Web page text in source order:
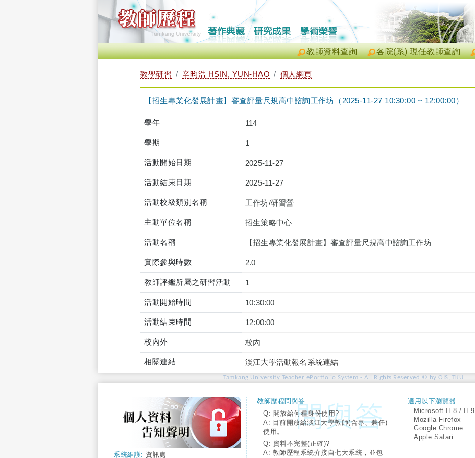
各院(系) 現任教師查詢
教師資料查詢
教學研習 辛昀浩 HSIN, YUN-HAO 個人網頁
【招生專業化發展計畫】審查評量尺規高中諮詢工作坊（2025-11-27 10:30:00 ~ 12:00:00）
學年 114
學期 1
活動開始日期 2025-11-27
活動結束日期 2025-11-27
活動校級類別名稱 工作坊/研習營
主動單位名稱 招生策略中心
活動名稱 【招生專業化發展計畫】審查評量尺規高中諮詢工作坊
實際參與時數 2.0
教師評鑑所屬之研習活動 1
活動開始時間 10:30:00
活動結束時間 12:00:00
校內外 校內
相關連結 淡江大學活動報名系統連結
Tamkang University Teacher ePortfolio System - All Rights Reserved © by OIS, TKU
系統維護: 資訊處
教師歷程問與答:
Q: 開放給何種身份使用?
A: 目前開放給淡江大學教師(含專、兼任)
使用。
Q: 資料不完整(正確)?
A: 教師歷程系統介接自七大系統，並包
適用以下瀏覽器:
Microsoft IE8 / IE9
Mozilla Firefox
Google Chrome
Apple Safari